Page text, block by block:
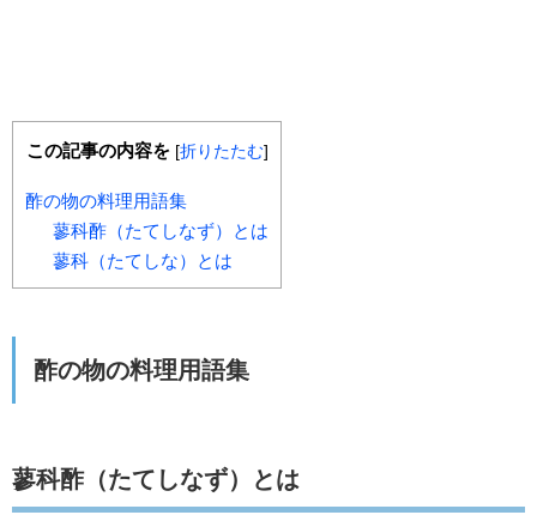
この記事の内容を [折りたたむ]
酢の物の料理用語集
蓼科酢（たてしなず）とは
蓼科（たてしな）とは
酢の物の料理用語集
蓼科酢（たてしなず）とは